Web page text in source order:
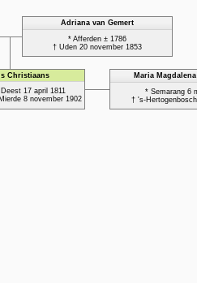
Adriana van Gemert
* Afferden ± 1786
† Uden 20 november 1853
Christiaans
17 april 1811
8 november 1902
Maria
* Semarang 6
† 's-